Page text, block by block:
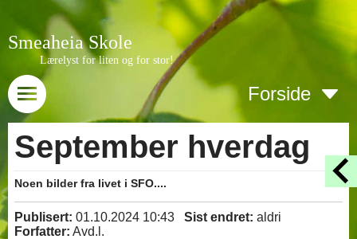
Smeaheia Skole
Lærelyst for liten og for stor!
Forside
September hverdag
Noen bilder fra livet i SFO....
Publisert: 01.10.2024 10:43 Sist endret: aldri
Forfatter: Avd.l.